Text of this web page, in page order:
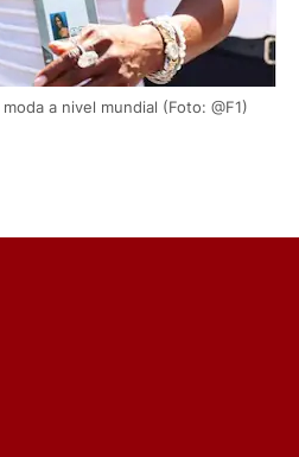
a nivel mundial (Foto: @F1)